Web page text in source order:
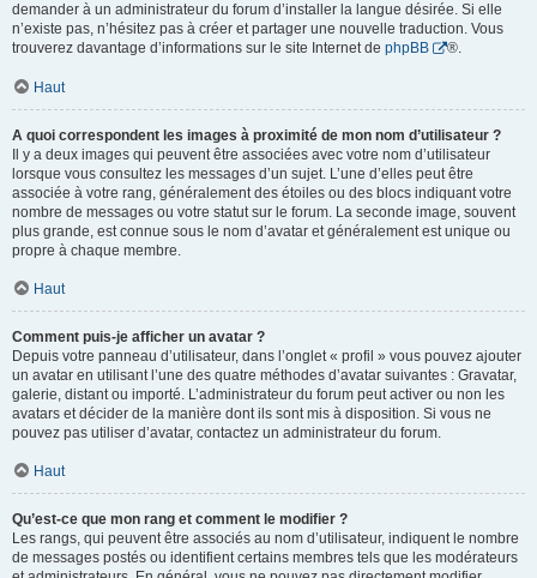
demander à un administrateur du forum d’installer la langue désirée. Si elle
n’existe pas, n’hésitez pas à créer et partager une nouvelle traduction. Vous
trouverez davantage d’informations sur le site Internet de phpBB ®.
Haut
A quoi correspondent les images à proximité de mon nom d’utilisateur ?
Il y a deux images qui peuvent être associées avec votre nom d’utilisateur
lorsque vous consultez les messages d’un sujet. L’une d’elles peut être
associée à votre rang, généralement des étoiles ou des blocs indiquant votre
nombre de messages ou votre statut sur le forum. La seconde image, souvent
plus grande, est connue sous le nom d’avatar et généralement est unique ou
propre à chaque membre.
Haut
Comment puis-je afficher un avatar ?
Depuis votre panneau d’utilisateur, dans l’onglet « profil » vous pouvez ajouter
un avatar en utilisant l’une des quatre méthodes d’avatar suivantes : Gravatar,
galerie, distant ou importé. L’administrateur du forum peut activer ou non les
avatars et décider de la manière dont ils sont mis à disposition. Si vous ne
pouvez pas utiliser d’avatar, contactez un administrateur du forum.
Haut
Qu’est-ce que mon rang et comment le modifier ?
Les rangs, qui peuvent être associés au nom d’utilisateur, indiquent le nombre
de messages postés ou identifient certains membres tels que les modérateurs